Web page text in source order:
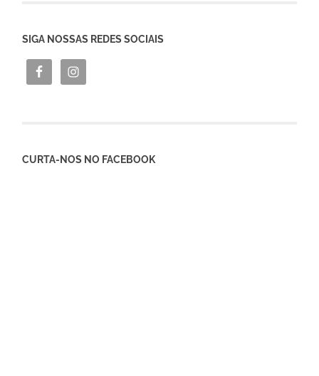
SIGA NOSSAS REDES SOCIAIS
CURTA-NOS NO FACEBOOK